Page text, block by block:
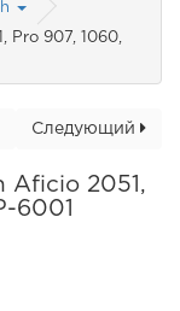
Pro 907, 1060,
Следующий
Aficio 2051,
6001